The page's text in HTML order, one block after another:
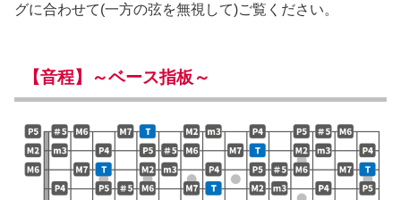
グに合わせて(一方の弦を無視して)ご覧ください。
【音程】～ベース指板～